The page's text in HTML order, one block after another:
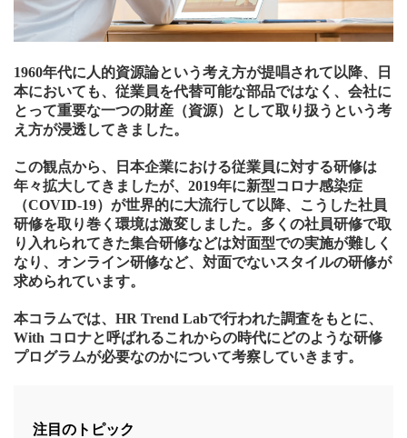
1960年代に人的資源論という考え方が提唱されて以降、日
本においても、従業員を代替可能な部品ではなく、会社に
とって重要な一つの財産（資源）として取り扱うという考
え方が浸透してきました。
この観点から、日本企業における従業員に対する研修は
年々拡大してきましたが、2019年に新型コロナ感染症
（COVID-19）が世界的に大流行して以降、こうした社員
研修を取り巻く環境は激変しました。多くの社員研修で取
り入れられてきた集合研修などは対面型での実施が難しく
なり、オンライン研修など、対面でないスタイルの研修が
求められています。
本コラムでは、HR Trend Labで行われた調査をもとに、
With コロナと呼ばれるこれからの時代にどのような研修
プログラムが必要なのかについて考察していきます。
注目のトピック